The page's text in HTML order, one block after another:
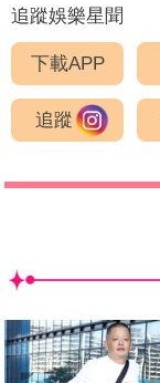
追蹤娛樂星聞
下載APP
追蹤